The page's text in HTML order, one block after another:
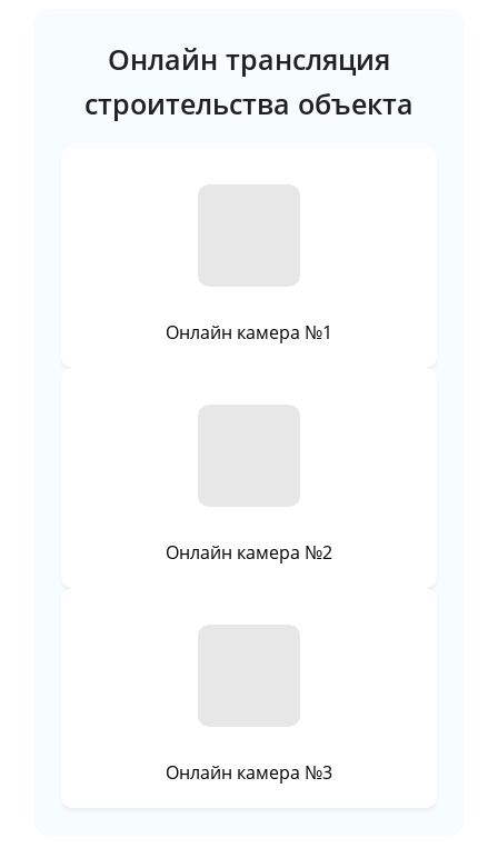
Онлайн трансляция
строительства объекта
Онлайн камера №1
Онлайн камера №2
Онлайн камера №3